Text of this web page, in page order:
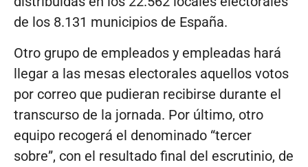
de los 8.131 municipios de España.
Otro grupo de empleados y empleadas hará
llegar a las mesas electorales aquellos votos
por correo que pudieran recibirse durante el
transcurso de la jornada. Por último, otro
equipo recogerá el denominado “tercer
sobre”, con el resultado final del escrutinio, de